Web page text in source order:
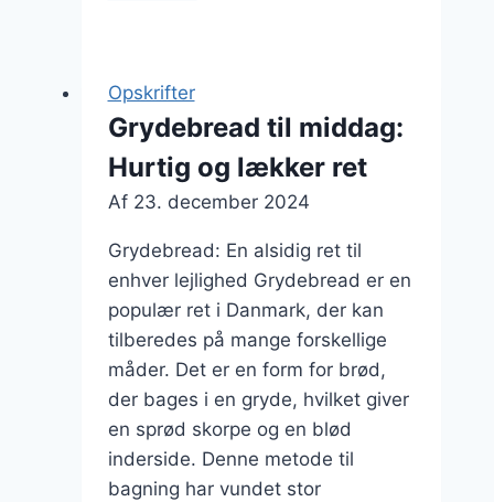
Opskrifter
Grydebread til middag:
Hurtig og lækker ret
Af 23. december 2024
Grydebread: En alsidig ret til
enhver lejlighed Grydebread er en
populær ret i Danmark, der kan
tilberedes på mange forskellige
måder. Det er en form for brød,
der bages i en gryde, hvilket giver
en sprød skorpe og en blød
inderside. Denne metode til
bagning har vundet stor